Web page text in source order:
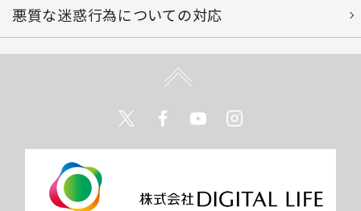
悪質な迷惑行為についての対応
TwitterFacebookYoutube